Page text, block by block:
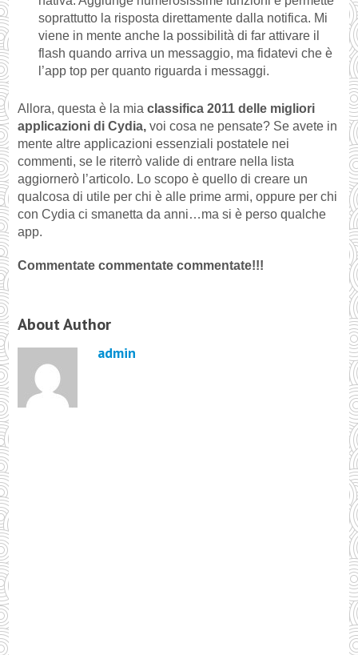
soprattutto la risposta direttamente dalla notifica. Mi
viene in mente anche la possibilità di far attivare il
flash quando arriva un messaggio, ma fidatevi che è
l’app top per quanto riguarda i messaggi.
Allora, questa è la miaclassifica 2011 delle migliori
applicazioni di Cydia, voi cosa ne pensate? Se avete in
mente altre applicazioni essenziali postatele nei
commenti, se le riterrò valide di entrare nella lista
aggiornerò l’articolo. Lo scopo è quello di creare un
qualcosa di utile per chi è alle prime armi, oppure per chi
con Cydia ci smanetta da anni…ma si è perso qualche
app.
Commentate commentate commentate!!!
About Author
admin